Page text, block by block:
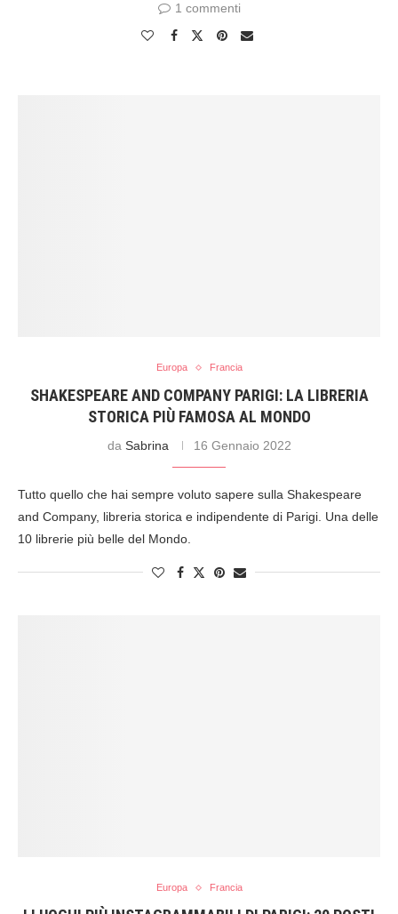
1 commenti
Europa Francia
SHAKESPEARE AND COMPANY PARIGI: LA LIBRERIA
STORICA PIÙ FAMOSA AL MONDO
da Sabrina 16 Gennaio 2022
Tutto quello che hai sempre voluto sapere sulla Shakespeare
and Company, libreria storica e indipendente di Parigi. Una delle
10 librerie più belle del Mondo.
Europa Francia